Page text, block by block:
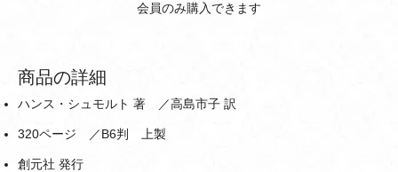
会員のみ購入できます
商品の詳細
ハンス・シュモルト 著 ／高島市子 訳
320ページ ／B6判 上製
創元社 発行